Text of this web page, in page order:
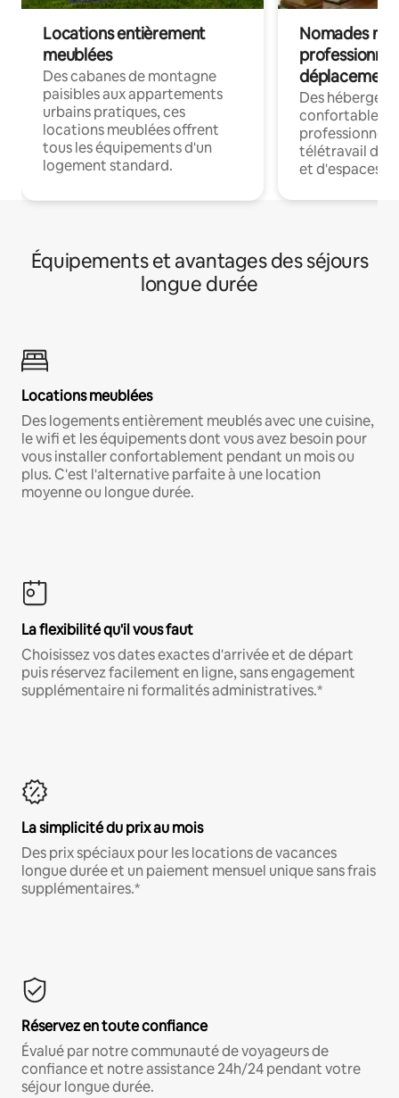
Locations entièrement
meublées
Des cabanes de montagne
paisibles aux appartements
urbains pratiques, ces
locations meublées offrent
tous les équipements d'un
logement standard.
Nomades
déplacement
Des
confortables
professionnels
télétravail
et d'espaces
Équipements et avantages des séjours
longue durée
Locations meublées
Des logements entièrement meublés avec une cuisine,
le wifi et les équipements dont vous avez besoin pour
vous installer confortablement pendant un mois ou
plus. C'est l'alternative parfaite à une location
moyenne ou longue durée.
La flexibilité qu'il vous faut
Choisissez vos dates exactes d'arrivée et de départ
puis réservez facilement en ligne, sans engagement
supplémentaire ni formalités administratives.*
La simplicité du prix au mois
Des prix spéciaux pour les locations de vacances
longue durée et un paiement mensuel unique sans frais
supplémentaires.*
Réservez en toute confiance
Évalué par notre communauté de voyageurs de
confiance et notre assistance 24h/24 pendant votre
séjour longue durée.